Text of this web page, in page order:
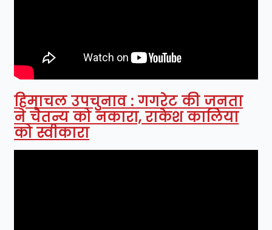
हिमाचल उपचुनाव : गगरेट की जनता
ने चैतन्य को नकारा, राकेश कालिया
को स्वीकारा